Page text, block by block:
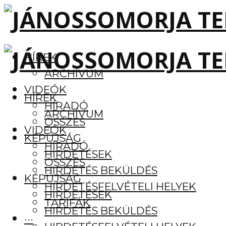
HÍREK
ARCHÍVUM
VIDEÓK
HÍRADÓ
ÖSSZES
KÉPÚJSÁG
HIRDETÉSEK
HIRDETÉS BEKÜLDÉS
HIRDETÉSFELVÉTELI HELYEK
TARIFÁK
···
HÍREK
ARCHÍVUM
VIDEÓK
HÍRADÓ
ÖSSZES
KÉPÚJSÁG
HIRDETÉSEK
HIRDETÉS BEKÜLDÉS